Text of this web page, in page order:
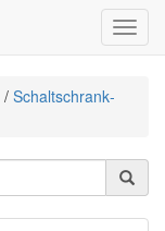
/ Schaltschrank­